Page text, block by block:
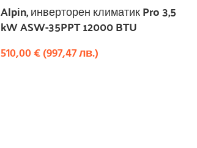
Alpin, инверторен климатик Pro 3,5
kW ASW-35PPT 12000 BTU
510,00€(997,47лв.)